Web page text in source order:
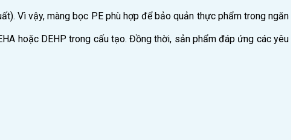
Vì vậy, màng bọc PE phù hợp để bảo quản thực phẩm trong ngăn
hoặc DEHP trong cấu tạo. Đồng thời, sản phẩm đáp ứng các yêu